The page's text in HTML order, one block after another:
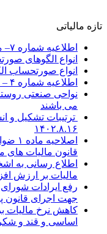
تازه مالیاتی
اطلاعیه شماره ۷– موضوع صورتحساب الکترونیکی
انواع الگوهای
انواع صورتحساب
اطلاعیه شماره ۴ – نحوه دریافت شناسه کالا و خدمات
می باشند
ترتیبات تشکیل و
۱۴۰۲.۸.۱۶
قانون مالیات های
مالیات بر ارزش
رفع ایرادات شورای
جهت اجرای قانون
کاهش نرخ مالیات
اساسی و قند و شکر